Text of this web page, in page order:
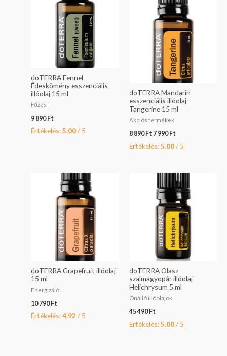
doTERRA Fennel
Édeskömény esszenciális
illóolaj 15 ml
Főzés
9 890 Ft
Értékelés:5.00/ 5
doTERRA Mandarin
esszenciális illóolaj-
Tangerine 15 ml
Akciós termékek
8 890Ft
890 Ft.
7 990 Ft
7
990 Ft.
Értékelés:5.00/ 5
doTERRA Grapefruit illóolaj
15 ml
Energizáló
10 790 Ft
Értékelés:4.92 / 5
doTERRA Olasz
szalmagyopár illóolaj-
Helichrysum 5 ml
Önálló illóolajok
45 490 Ft
Értékelés:5.00/ 5